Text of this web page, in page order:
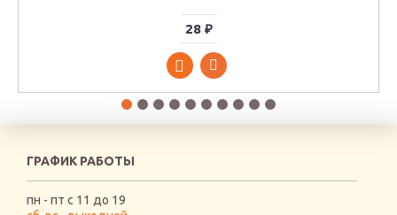
28 ₽
ГРАФИК РАБОТЫ
пн - пт с 11 до 19